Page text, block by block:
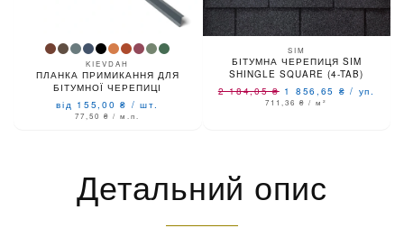
KIEVDAH
ПЛАНКА ПРИМИКАННЯ ДЛЯ
БІТУМНОЇ ЧЕРЕПИЦІ
від 155,00₴ / шт.
77,50₴ / м.п.
SIM
БІТУМНА ЧЕРЕПИЦЯ SIM
SHINGLE SQUARE (4-TAB)
2 184,05₴ 1 856,65 ₴ / уп.
711,36₴ / м²
Детальний опис